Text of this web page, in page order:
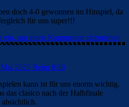
doch 4-0 gewonnen im Hinspiel, da
für uns super!!!
ein, um einen Kommentar abzugeben
2025 Beim 8:10
kann ist für uns enorm wichtig.
das clasico nach der Halbfinale
absichtlich.